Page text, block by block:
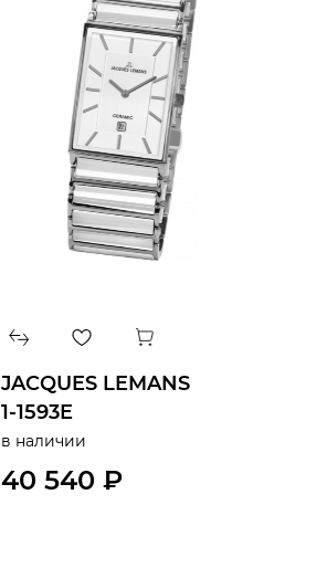
JACQUES LEMANS
1-1593E
в наличии
40 540 ₽